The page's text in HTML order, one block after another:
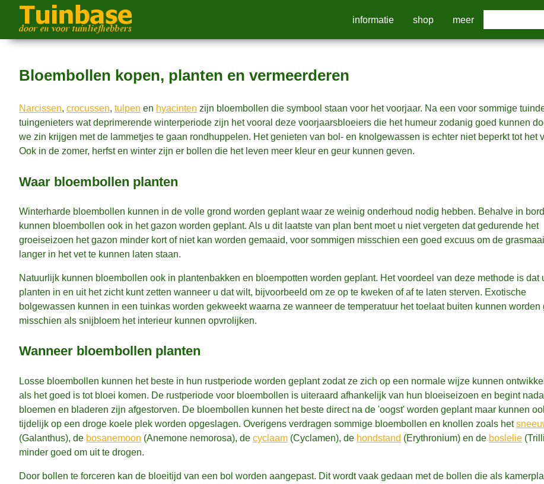
informatie shop meer
Bloembollen kopen, planten en vermeerderen
Narcissen, crocussen, tulpen en hyacinten zijn bloembollen die symbool staan voor het voorjaar. Na een voor sommige
tuingenieters wat deprimerende winterperiode zijn het vooral deze voorjaarsbloeiers die het humeur zodanig goed kunnen
we zin krijgen met de lammetjes te gaan rondhuppelen. Het genieten van bol- en knolgewassen is echter niet beperkt tot het
Ook in de zomer, herfst en winter zijn er bollen die het leven meer kleur en geur kunnen geven.
Waar bloembollen planten
Winterharde bloembollen kunnen in de volle grond worden geplant waar ze weinig onderhoud nodig hebben. Behalve in
kunnen bloembollen ook in het gazon worden geplant. Als u dit laatste van plan bent moet u niet vergeten dat gedurende het
groeiseizoen het gazon minder kort of niet kan worden gemaaid, voor sommigen misschien een goed excuus om de
langer in het vet te kunnen laten staan.
Natuurlijk kunnen bloembollen ook in plantenbakken en bloempotten worden geplant. Het voordeel van deze methode is dat
planten in en uit het zicht kunt zetten wanneer u dat wilt, bijvoorbeeld om ze op te kweken of af te laten sterven. Exotische
bolgewassen kunnen in een tuinkas worden gekweekt waarna ze wanneer de temperatuur het toelaat buiten kunnen worden
misschien als snijbloem het interieur kunnen opvrolijken.
Wanneer bloembollen planten
Losse bloembollen kunnen het beste in hun rustperiode worden geplant zodat ze zich op een normale wijze kunnen
als het goed is tot bloei komen. De rustperiode voor bloembollen is uiteraard afhankelijk van hun bloeiseizoen en begint
bloemen en bladeren zijn afgestorven. De bloembollen kunnen het beste direct na de 'oogst' worden geplant maar kunnen
tijdelijk op een droge koele plek worden opgeslagen. Overigens verdragen sommige bloembollen en knollen zoals het
(Galanthus), de bosanemoon (Anemone nemorosa), de cyclaam (Cyclamen), de hondstand (Erythronium) en de boslelie
minder goed om uit te drogen.
Door bollen te forceren kan de bloeitijd van een bol worden aangepast. Dit wordt vaak gedaan met de bollen die als